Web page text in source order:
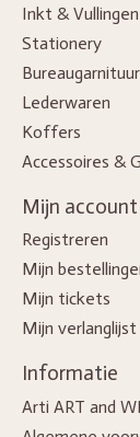
Inkt & Vullingen
Stationery
Bureaugarnituur
Lederwaren
Koffers
Accessoires &
Mijn account
Registreren
Mijn
Mijn tickets
Mijn verlanglijst
Informatie
Arti ART and